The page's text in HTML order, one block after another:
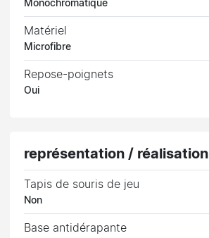
Monochromatique
Matériel
Microfibre
Repose-poignets
Oui
représentation / réalisation
Tapis de souris de jeu
Non
Base antidérapante